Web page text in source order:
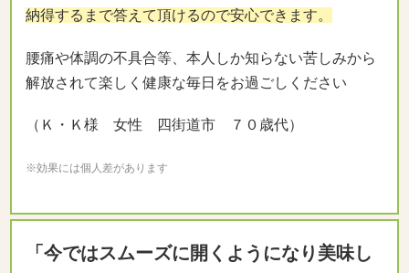
納得するまで答えて頂けるので安心できます。
腰痛や体調の不具合等、本人しか知らない苦しみから
解放されて楽しく健康な毎日をお過ごしください
（Ｋ・Ｋ様 女性 四街道市 ７０歳代）
※効果には個人差があります
「今ではスムーズに開くようになり美味し